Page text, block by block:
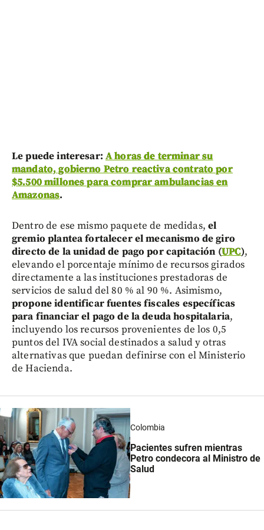
Le puede interesar: A horas de terminar su
mandato, gobierno Petro reactiva contrato por
$5.500 millones para comprar ambulancias en
Amazonas.
Dentro de ese mismo paquete de medidas, el
gremio plantea fortalecer el mecanismo de giro
directo de la unidad de pago por capitación (UPC),
elevando el porcentaje mínimo de recursos girados
directamente a las instituciones prestadoras de
servicios de salud del 80 % al 90 %. Asimismo,
propone identificar fuentes fiscales específicas
para financiar el pago de la deuda hospitalaria,
incluyendo los recursos provenientes de los 0,5
puntos del IVA social destinados a salud y otras
alternativas que puedan definirse con el Ministerio
de Hacienda.
Colombia
Pacientes sufren mientras
Petro condecora al Ministro de
Salud